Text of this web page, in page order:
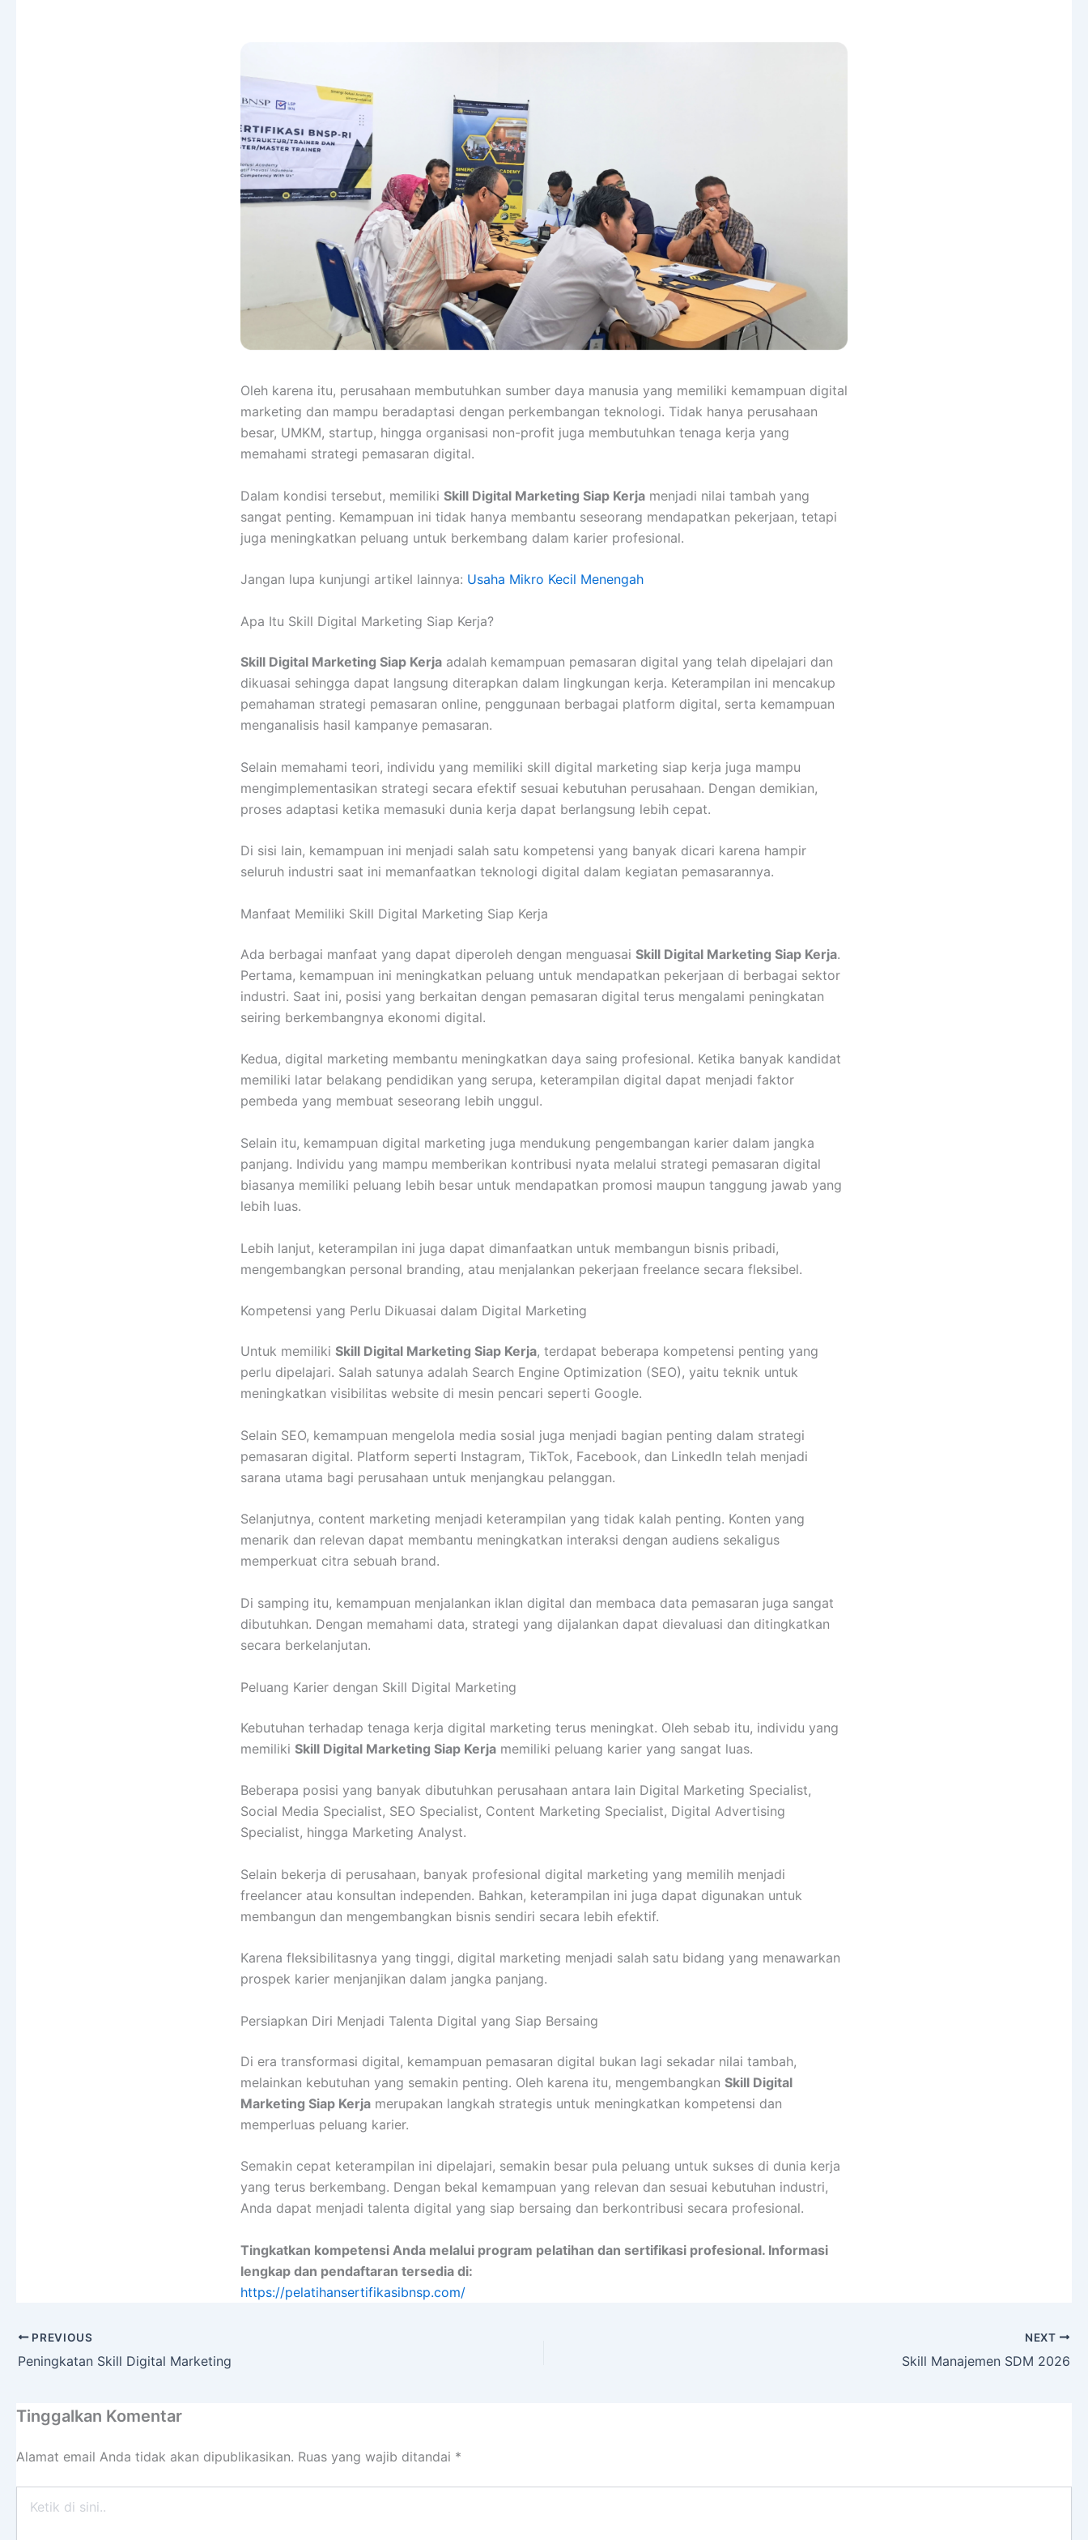
Oleh karena itu, perusahaan membutuhkan sumber daya manusia yang memiliki kemampuan digital
marketing dan mampu beradaptasi dengan perkembangan teknologi. Tidak hanya perusahaan
besar, UMKM, startup, hingga organisasi non-profit juga membutuhkan tenaga kerja yang
memahami strategi pemasaran digital.
Dalam kondisi tersebut, memiliki Skill Digital Marketing Siap Kerja menjadi nilai tambah yang
sangat penting. Kemampuan ini tidak hanya membantu seseorang mendapatkan pekerjaan, tetapi
juga meningkatkan peluang untuk berkembang dalam karier profesional.
Jangan lupa kunjungi artikel lainnya: Usaha Mikro Kecil Menengah
Apa Itu Skill Digital Marketing Siap Kerja?
Skill Digital Marketing Siap Kerja adalah kemampuan pemasaran digital yang telah dipelajari dan
dikuasai sehingga dapat langsung diterapkan dalam lingkungan kerja. Keterampilan ini mencakup
pemahaman strategi pemasaran online, penggunaan berbagai platform digital, serta kemampuan
menganalisis hasil kampanye pemasaran.
Selain memahami teori, individu yang memiliki skill digital marketing siap kerja juga mampu
mengimplementasikan strategi secara efektif sesuai kebutuhan perusahaan. Dengan demikian,
proses adaptasi ketika memasuki dunia kerja dapat berlangsung lebih cepat.
Di sisi lain, kemampuan ini menjadi salah satu kompetensi yang banyak dicari karena hampir
seluruh industri saat ini memanfaatkan teknologi digital dalam kegiatan pemasarannya.
Manfaat Memiliki Skill Digital Marketing Siap Kerja
Ada berbagai manfaat yang dapat diperoleh dengan menguasai Skill Digital Marketing Siap Kerja.
Pertama, kemampuan ini meningkatkan peluang untuk mendapatkan pekerjaan di berbagai sektor
industri. Saat ini, posisi yang berkaitan dengan pemasaran digital terus mengalami peningkatan
seiring berkembangnya ekonomi digital.
Kedua, digital marketing membantu meningkatkan daya saing profesional. Ketika banyak kandidat
memiliki latar belakang pendidikan yang serupa, keterampilan digital dapat menjadi faktor
pembeda yang membuat seseorang lebih unggul.
Selain itu, kemampuan digital marketing juga mendukung pengembangan karier dalam jangka
panjang. Individu yang mampu memberikan kontribusi nyata melalui strategi pemasaran digital
biasanya memiliki peluang lebih besar untuk mendapatkan promosi maupun tanggung jawab yang
lebih luas.
Lebih lanjut, keterampilan ini juga dapat dimanfaatkan untuk membangun bisnis pribadi,
mengembangkan personal branding, atau menjalankan pekerjaan freelance secara fleksibel.
Kompetensi yang Perlu Dikuasai dalam Digital Marketing
Untuk memiliki Skill Digital Marketing Siap Kerja, terdapat beberapa kompetensi penting yang
perlu dipelajari. Salah satunya adalah Search Engine Optimization (SEO), yaitu teknik untuk
meningkatkan visibilitas website di mesin pencari seperti Google.
Selain SEO, kemampuan mengelola media sosial juga menjadi bagian penting dalam strategi
pemasaran digital. Platform seperti Instagram, TikTok, Facebook, dan LinkedIn telah menjadi
sarana utama bagi perusahaan untuk menjangkau pelanggan.
Selanjutnya, content marketing menjadi keterampilan yang tidak kalah penting. Konten yang
menarik dan relevan dapat membantu meningkatkan interaksi dengan audiens sekaligus
memperkuat citra sebuah brand.
Di samping itu, kemampuan menjalankan iklan digital dan membaca data pemasaran juga sangat
dibutuhkan. Dengan memahami data, strategi yang dijalankan dapat dievaluasi dan ditingkatkan
secara berkelanjutan.
Peluang Karier dengan Skill Digital Marketing
Kebutuhan terhadap tenaga kerja digital marketing terus meningkat. Oleh sebab itu, individu yang
memiliki Skill Digital Marketing Siap Kerja memiliki peluang karier yang sangat luas.
Beberapa posisi yang banyak dibutuhkan perusahaan antara lain Digital Marketing Specialist,
Social Media Specialist, SEO Specialist, Content Marketing Specialist, Digital Advertising
Specialist, hingga Marketing Analyst.
Selain bekerja di perusahaan, banyak profesional digital marketing yang memilih menjadi
freelancer atau konsultan independen. Bahkan, keterampilan ini juga dapat digunakan untuk
membangun dan mengembangkan bisnis sendiri secara lebih efektif.
Karena fleksibilitasnya yang tinggi, digital marketing menjadi salah satu bidang yang menawarkan
prospek karier menjanjikan dalam jangka panjang.
Persiapkan Diri Menjadi Talenta Digital yang Siap Bersaing
Di era transformasi digital, kemampuan pemasaran digital bukan lagi sekadar nilai tambah,
melainkan kebutuhan yang semakin penting. Oleh karena itu, mengembangkan Skill Digital
Marketing Siap Kerja merupakan langkah strategis untuk meningkatkan kompetensi dan
memperluas peluang karier.
Semakin cepat keterampilan ini dipelajari, semakin besar pula peluang untuk sukses di dunia kerja
yang terus berkembang. Dengan bekal kemampuan yang relevan dan sesuai kebutuhan industri,
Anda dapat menjadi talenta digital yang siap bersaing dan berkontribusi secara profesional.
Tingkatkan kompetensi Anda melalui program pelatihan dan sertifikasi profesional. Informasi
lengkap dan pendaftaran tersedia di:
https://pelatihansertifikasibnsp.com/
PREVIOUS
Peningkatan Skill Digital Marketing
NEXT
Skill Manajemen SDM 2026
Tinggalkan Komentar
Alamat email Anda tidak akan dipublikasikan. Ruas yang wajib ditandai *